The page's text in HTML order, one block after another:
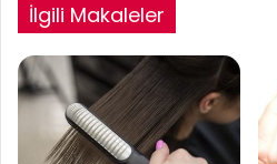
İlgili Makaleler